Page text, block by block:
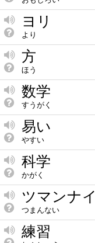
ヨリ
より
方
ほう
数学
すうがく
易い
やすい
科学
かがく
ツマンナイ
つまんない
練習